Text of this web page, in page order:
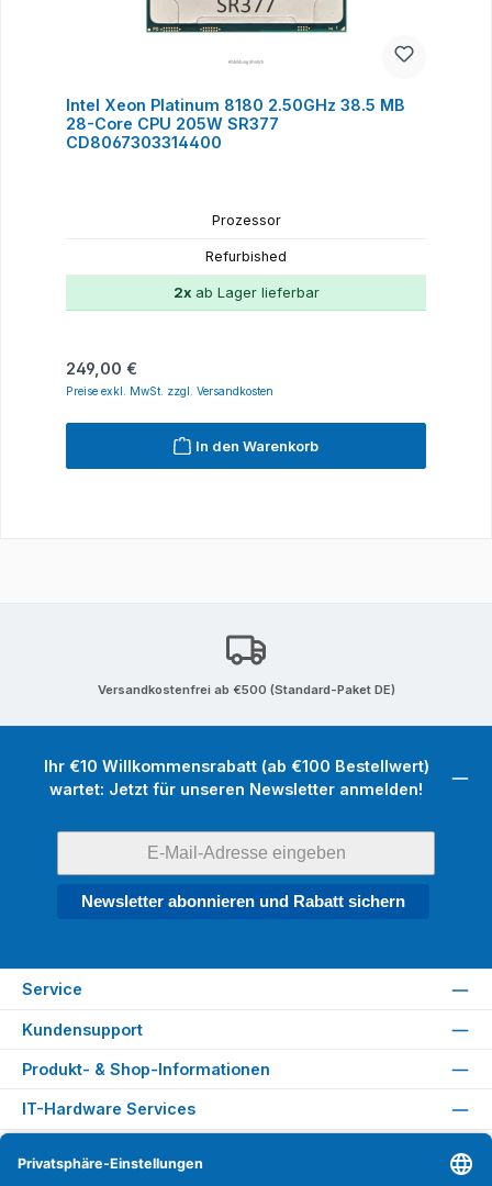
Intel Xeon Platinum 8180 2.50GHz 38.5 MB
28-Core CPU 205W SR377
CD8067303314400
Prozessor
Refurbished
2xab Lager lieferbar
Regulärer Preis:
249,00 €
Preise exkl. MwSt. zzgl. Versandkosten
In den Warenkorb
Versandkostenfrei ab €500 (Standard-Paket DE)
Ihr €10 Willkommensrabatt (ab €100 Bestellwert)
wartet: Jetzt für unseren Newsletter anmelden!
Newsletter abonnieren und Rabatt sichern
Service
Kundensupport
Produkt- & Shop-Informationen
IT-Hardware Services